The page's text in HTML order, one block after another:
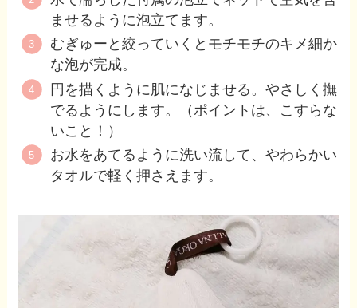
ませるように泡立てます。
むぎゅーと絞っていくとモチモチのキメ細か
な泡が完成。
円を描くように肌になじませる。やさしく撫
でるようにします。（ポイントは、こすらな
いこと！）
お水をあてるように洗い流して、やわらかい
タオルで軽く押さえます。